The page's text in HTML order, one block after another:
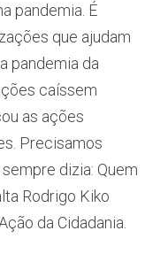
pandemia. É
que ajudam
pandemia da
caíssem
as ações
Precisamos
dizia: Quem
Rodrigo Kiko
da Cidadania.